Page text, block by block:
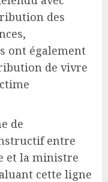
des
ont également
de vivre
de
entre
et la ministre
cette ligne